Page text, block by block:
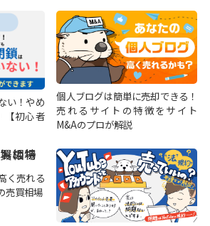
い！やめ
【初心者
個人ブログは簡単に売却できる！
売れるサイトの特徴をサイト
M&Aのプロが解説
く売れる
売買相場